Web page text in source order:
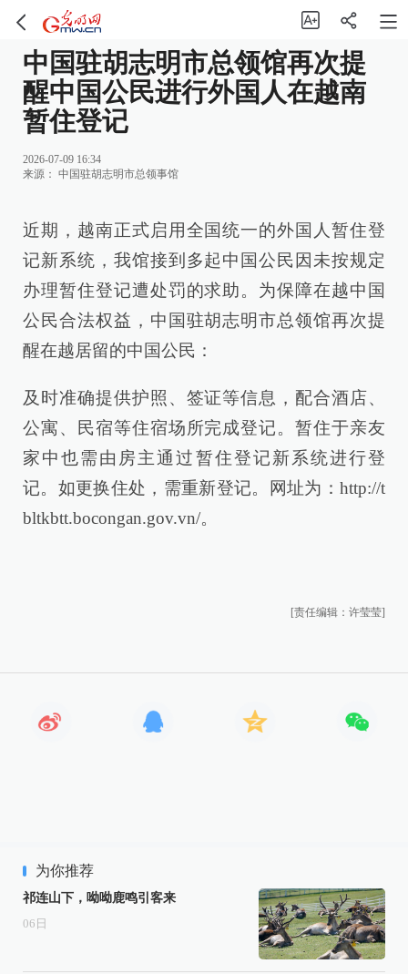
中国驻胡志明市总领馆再次提
醒中国公民进行外国人在越南
暂住登记
2026-07-09 16:34
来源： 中国驻胡志明市总领事馆
近期，越南正式启用全国统一的外国人暂住登
记新系统，我馆接到多起中国公民因未按规定
办理暂住登记遭处罚的求助。为保障在越中国
公民合法权益，中国驻胡志明市总领馆再次提
醒在越居留的中国公民：
及时准确提供护照、签证等信息，配合酒店、
公寓、民宿等住宿场所完成登记。暂住于亲友
家中也需由房主通过暂住登记新系统进行登
记。如更换住处，需重新登记。网址为：http://t
bltkbtt.bocongan.gov.vn/。
[责任编辑：许莹莹]
为你推荐
祁连山下，呦呦鹿鸣引客来
06 日